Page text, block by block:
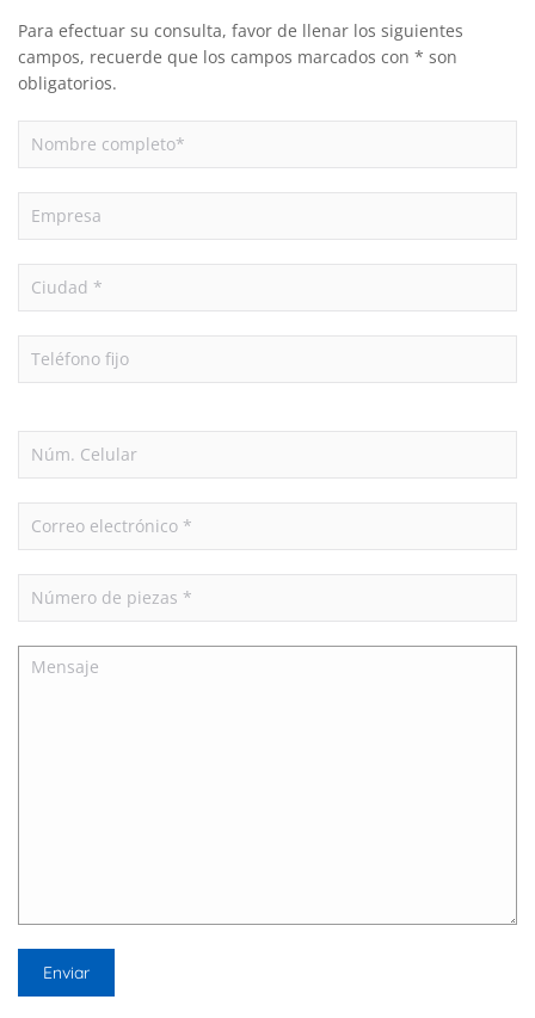
Para efectuar su consulta, favor de llenar los siguientes
campos, recuerde que los campos marcados con * son
obligatorios.